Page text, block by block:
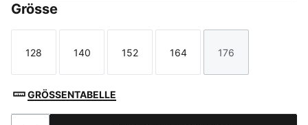
Grösse
Größe
128
Größe
140
Größe
152
Größe
164
Größe
176
GRÖSSENTABELLE